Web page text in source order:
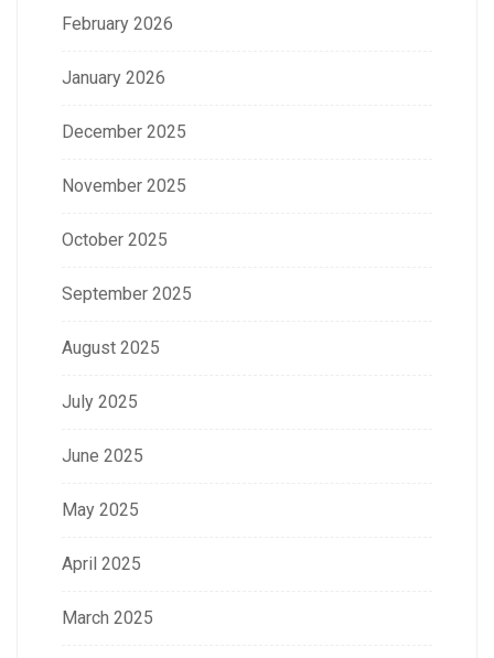
February 2026
January 2026
December 2025
November 2025
October 2025
September 2025
August 2025
July 2025
June 2025
May 2025
April 2025
March 2025